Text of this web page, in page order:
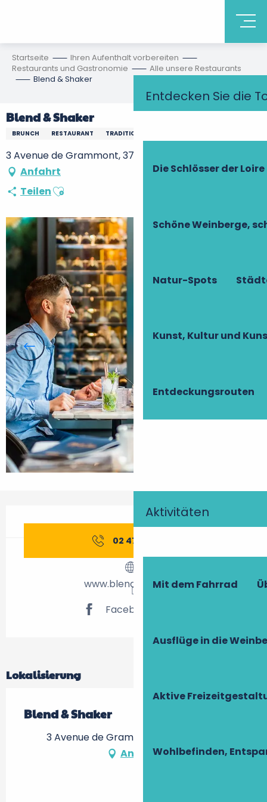
Entdecken Sie die
Die Schlösser der Loire
Schöne Weinberge,
Natur-Spots
Kunst, Kultur und
Entdeckungsrouten
Aktivitäten
Mit dem Fahrrad
Ausflüge in die
Aktive
Wohlbefinden,
Startseite
Ihren Aufenthalt vorbereiten
Restaurants und Gastronomie
Alle unsere Restaurants
Blend & Shaker
Blend & Shaker
BRUNCH RESTAURANT TRADITIONELLE FRANZÖSISCHE KÜCHE
3 Avenue de Grammont, 37000 Tours
Anfahrt
TeilenAjouter aux favoris
Öffnungszeiten & Kontaktdaten
02 47 39 91
www.blend-shaker.fr
Facebook Seite
Lokalisierung
Blend & Shaker
3 Avenue de Grammont, 37000 Tours
Anfahrt